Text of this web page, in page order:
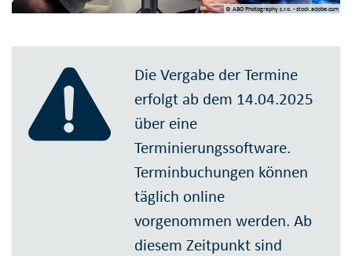
© ABO Photography s.r.o. - stock.adobe.com
Die Vergabe der Termine
erfolgt ab dem 14.04.2025
über eine
Terminierungssoftware.
Terminbuchungen können
täglich online
vorgenommen werden. Ab
diesem Zeitpunkt sind